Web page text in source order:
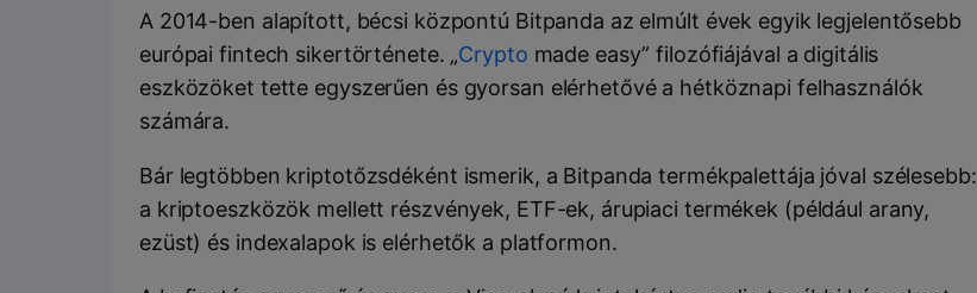
A 2014-ben alapított, bécsi központú Bitpanda az elmúlt évek egyik legjelentősebb
európai fintech sikertörténete. „Crypto made easy” filozófiájával a digitális
eszközöket tette egyszerűen és gyorsan elérhetővé a hétköznapi felhasználók
számára.
Bár legtöbben kriptotőzsdéként ismerik, a Bitpanda termékpalettája jóval szélesebb:
a kriptoeszközök mellett részvények, ETF-ek, árupiaci termékek (például arany,
ezüst) és indexalapok is elérhetők a platformon.